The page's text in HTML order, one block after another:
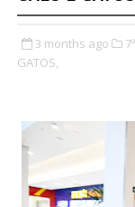
3 months ago
GATOS,